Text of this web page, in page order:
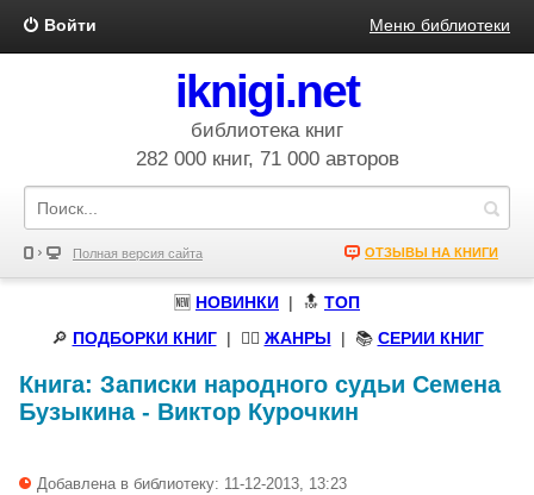
Войти Меню библиотеки
iknigi.net
библиотека книг
282 000 книг, 71 000 авторов
Полная версия сайта ОТЗЫВЫ НА КНИГИ
🆕 НОВИНКИ | 🔝 ТОП
🔎 ПОДБОРКИ КНИГ| 🧝‍♀️ ЖАНРЫ | 📚 СЕРИИ КНИГ
Книга: Записки народного судьи Семена
Бузыкина- Виктор Курочкин
Добавлена в библиотеку: 11-12-2013, 13:23